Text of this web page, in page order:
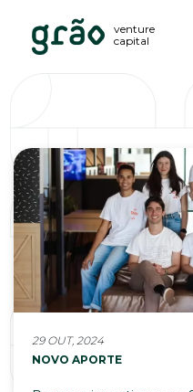
venture
capital
29 OUT, 2024
NOVO APORTE